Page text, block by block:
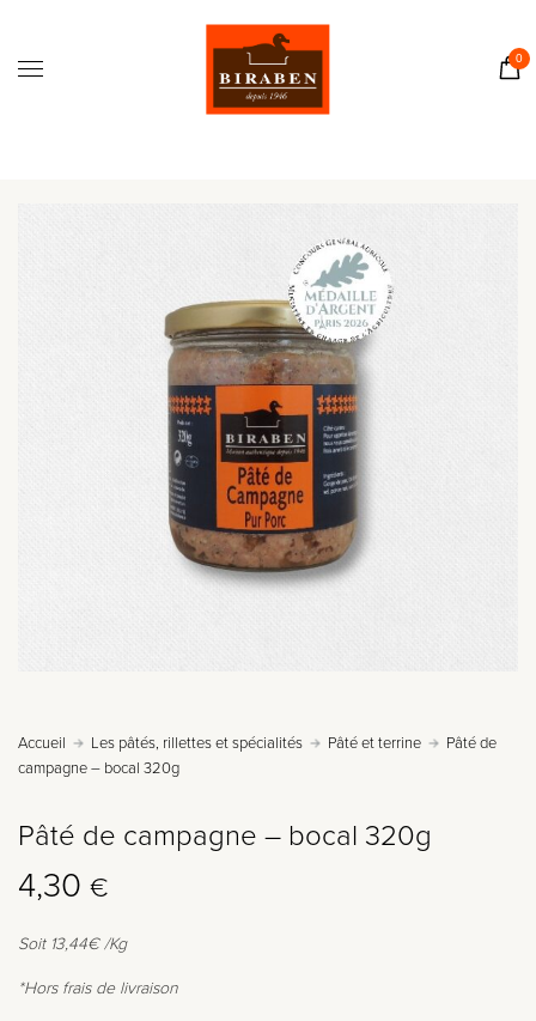
0
Accueil Les pâtés, rillettes et spécialités Pâté et terrine
Pâté de
campagne – bocal 320g
Pâté de campagne – bocal 320g
4,30 €
Soit 13,44€ /Kg
*Hors frais de livraison